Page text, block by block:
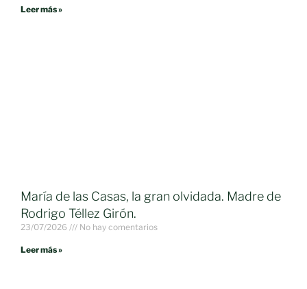
Leer más »
María de las Casas, la gran olvidada. Madre de
Rodrigo Téllez Girón.
23/07/2026 No hay comentarios
Leer más »